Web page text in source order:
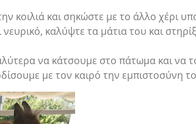
κοιλιά και σηκώστε με το άλλο χέρι
καλύψτε τα μάτια του και
να κάτσουμε στο πάτωμα και να
με τον καιρό την εμπιστοσύνη